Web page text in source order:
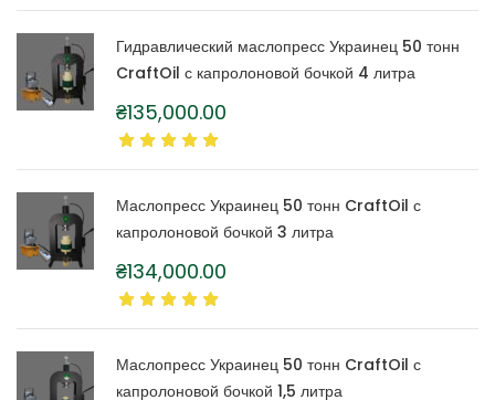
Гидравлический маслопресс Украинец 50 тонн
CraftOil с капролоновой бочкой 4 литра
₴135,000.00
Маслопресс Украинец 50 тонн CraftOil с
капролоновой бочкой 3 литра
₴134,000.00
Маслопресс Украинец 50 тонн CraftOil с
капролоновой бочкой 1,5 литра